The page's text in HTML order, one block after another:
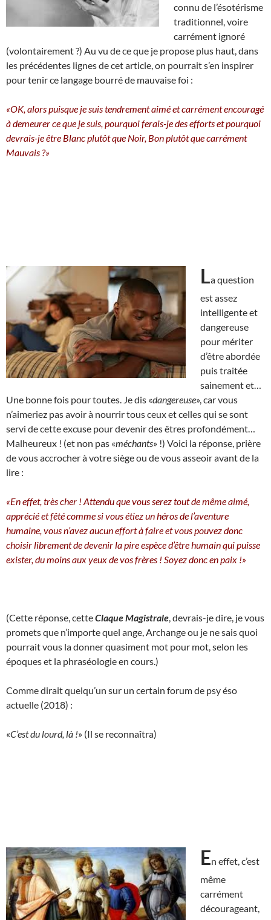
connu de l’ésotérisme
traditionnel, voire
carrément ignoré
(volontairement ?) Au vu de ce que je propose plus haut, dans
les précédentes lignes de cet article, on pourrait s’en inspirer
pour tenir ce langage bourré de mauvaise foi :
«OK, alors puisque je suis tendrement aimé et carrément encouragé
à demeurer ce que je suis, pourquoi ferais-je des efforts et pourquoi
devrais-je être Blanc plutôt que Noir, Bon plutôt que carrément
Mauvais ?»
La question
est assez
intelligente et
dangereuse
pour mériter
d’être abordée
puis traitée
sainement et…
Une bonne fois pour toutes. Je dis «dangereuse», car vous
n’aimeriez pas avoir à nourrir tous ceux et celles qui se sont
servi de cette excuse pour devenir des êtres profondément…
Malheureux ! (et non pas «méchants» !) Voici la réponse, prière
de vous accrocher à votre siège ou de vous asseoir avant de la
lire :
«En effet, très cher ! Attendu que vous serez tout de même aimé,
apprécié et fêté comme si vous étiez un héros de l’aventure
humaine, vous n’avez aucun effort à faire et vous pouvez donc
choisir librement de devenir la pire espèce d’être humain qui puisse
exister, du moins aux yeux de vos frères ! Soyez donc en paix !»
(Cette réponse, cetteClaque Magistrale , devrais-je dire, je vous
promets que n’importe quel ange, Archange ou je ne sais quoi
pourrait vous la donner quasiment mot pour mot, selon les
époques et la phraséologie en cours.)
Comme dirait quelqu’un sur un certain forum de psy éso
actuelle (2018) :
«C’est du lourd, là !» (Il se reconnaîtra)
En effet, c’est
même
carrément
décourageant,